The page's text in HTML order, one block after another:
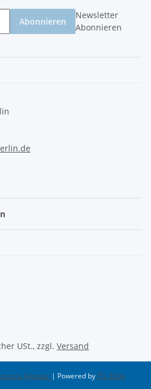
Abonnieren
Newsletter
Abonnieren
USt., zzgl. Versand
Agentur | Powered by JTL-Shop